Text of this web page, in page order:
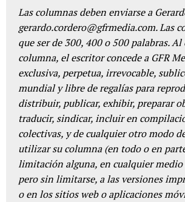
Las columnas deben enviarse a
gerardo.cordero@gfrmedia.com. Las
que ser de 300, 400 o 500 palabras.
columna, el escritor concede a GFR
exclusiva, perpetua, irrevocable,
mundial y libre de regalías para
distribuir, publicar, exhibir, preparar
traducir, sindicar, incluir en
colectivas, y de cualquier otro modo
utilizar su columna (en todo o en
limitación alguna, en cualquier
pero sin limitarse, a las versiones
o en los sitios web o aplicaciones